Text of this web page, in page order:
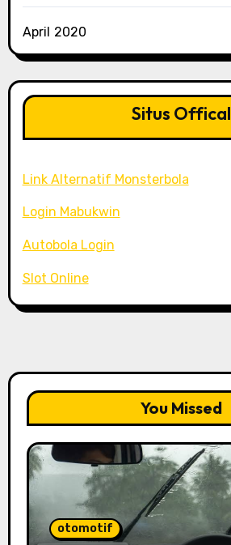
April 2020
Situs Offical
Link Alternatif Monsterbola
Login Mabukwin
Autobola Login
Slot Online
You Missed
otomotif